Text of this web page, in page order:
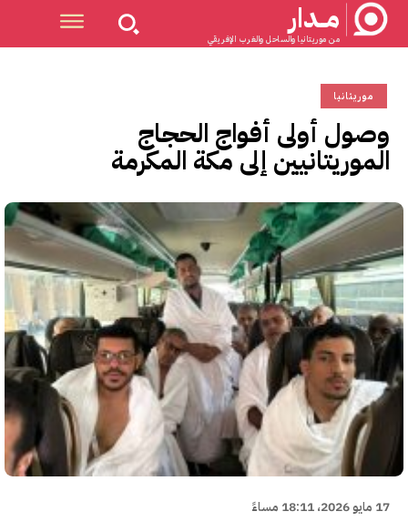
مــدار
من موريتانيا والساحل والغرب الإفريقي
موريتانيا
وصول أولى أفواج الحجاج
الموريتانيين إلى مكة المكرمة
17 مايو 2026، 18:11 مساءً